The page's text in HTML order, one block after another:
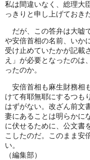
私は間違いなく、総理大
っきりと申し上げておき
だが、この答弁は大嘘
や安倍首相の名前、いか
受け止めていたかが記載
え」が必要となったのは
ったのか。
安倍首相も麻生財務相
けて有耶無耶にするつも
はずがない。改ざん前文
妻にあることは明らかに
に伏せるために、公文書
こしたのだ。このまま安
い。
（編集部）